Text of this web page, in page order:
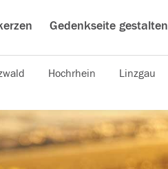
Gedenkseite gestalten
Hochrhein Linzgau